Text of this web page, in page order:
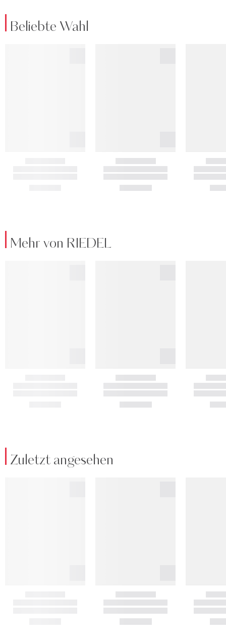
Beliebte Wahl
Mehr von RIEDEL
Zuletzt angesehen